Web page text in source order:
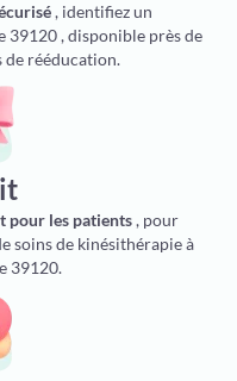
, identifiez un
39120 , disponible près de
de rééducation.
pour les patients, pour
soins de kinésithérapie à
39120.